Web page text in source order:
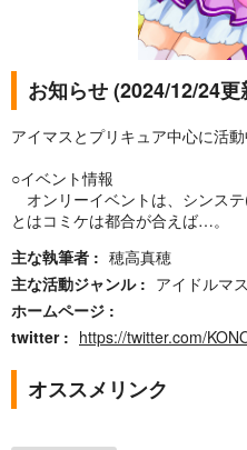
お知らせ (2024/12/24更
アイマスとプリキュア中心に活動
○イベント情報
オンリーイベントは、シンス
とはコミケは都合が合えば…。
主な執筆者
穂高真穂
主な活動ジャンル
アイドルマ
ホームページ
twitter
https://twitter.com/
オススメリンク